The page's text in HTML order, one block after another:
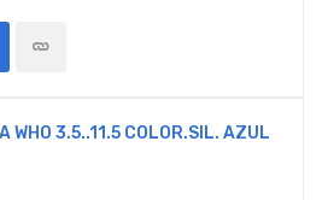
3.5..11.5 COLOR.SIL. AZUL